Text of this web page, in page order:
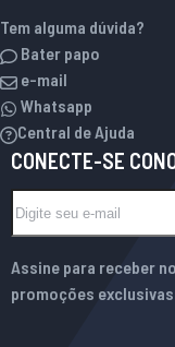
Tem alguma dúvida?
Bater papo
e-mail
Whatsapp
Central de Ajuda
CONECTE-SE
BOLETIM INFORMATIVO
Assine para receber
promoções